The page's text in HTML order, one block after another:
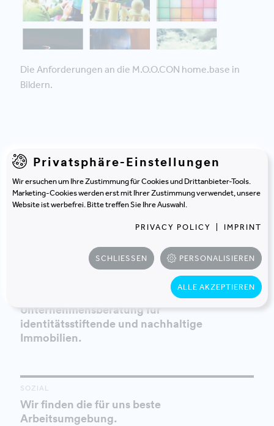
Die Anforderungen an die M.O.O.CON home.base in
Bildern.
Daraus ergeben sich 4
Anforderungen für unsere
Unternehmensberatung für
identitätsstiftende und nachhaltige
Immobilien.
SOZIAL
Wir finden die für uns beste
Arbeitsumgebung.
Privatsphäre-Einstellungen
Wir ersuchen um Ihre Zustimmung für Cookies und Drittanbieter-Tools.
Marketing-Cookies werden erst mit Ihrer Zustimmung verwendet, unsere
Website ist werbefrei. Bitte treffen Sie Ihre Auswahl.
PRIVACY POLICY IMPRINT
SCHLIESSEN PERSONALISIEREN
ALLE AKZEPTIEREN